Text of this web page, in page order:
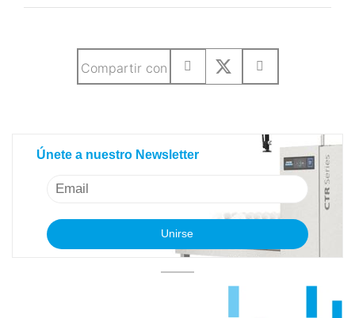
Compartir con
Únete a nuestro Newsletter